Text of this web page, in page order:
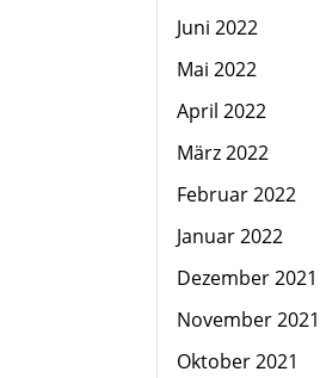
Juni 2022
Mai 2022
April 2022
März 2022
Februar 2022
Januar 2022
Dezember 2021
November 2021
Oktober 2021